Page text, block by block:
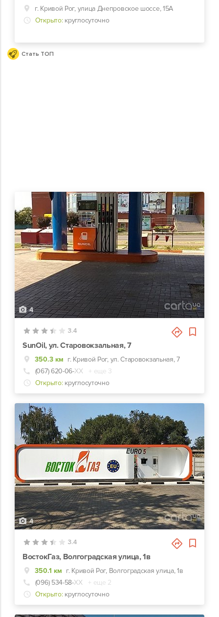
г. Кривой Рог, улица Днепровское шоссе, 15А
Открыто: круглосуточно
Стать ТОП
4
3.4
SunOil, ул. Старовокзальная, 7
350.3 км г. Кривой Рог, ул. Старовокзальная, 7
(067) 620-06-ХХ
+ еще 3
Открыто: круглосуточно
4
3.4
ВостокГаз, Волгоградская улица, 1в
350.1 км г. Кривой Рог, Волгоградская улица, 1в
(096) 534-58-ХХ
+ еще 2
Открыто: круглосуточно